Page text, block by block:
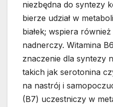
niezbędna do syntezy
bierze udział w
białek; wspiera
nadnerczy. Witamina
znaczenie dla syntezy
takich jak serotonina
na nastrój i
(B7) uczestniczy w